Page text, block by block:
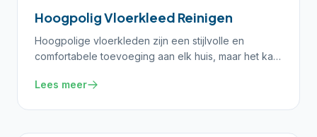
Hoogpolig Vloerkleed Reinigen
Hoogpolige vloerkleden zijn een stijlvolle en
comfortabele toevoeging aan elk huis, maar het kan
behoud
Lees meer